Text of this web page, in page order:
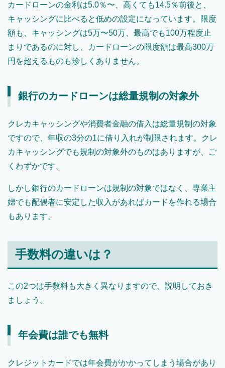
カードローンの金利は5.0％〜、高くても14.5％前後と、
キャッシングに比べると低めの設定になっています。限度
額も、キャッシングは5万〜50万、最高でも100万程度止
まりであるのに対し、カードローンの限度額は最高300万
円を超えるものも珍しくありません。
銀行のカードローンは総量規制の対象外
クレカキャッシングや消費者金融の借入は総量規制の対象
ですので、年収の3分の1に借り入れが制限されます。クレ
カキャッシングでも規制の対象外のものはありますが、ご
くわずかです。
しかし銀行のカードローンは規制の対象ではなく、専業主
婦でも配偶者に安定した収入があればカードを作れる場合
もあります。
手数料の違いは？
この2つは手数料も大きく異なりますので、説明しておき
ましょう。
年会費は誰でも無料
クレジットカードでは年会費がかかってしまう場合があり